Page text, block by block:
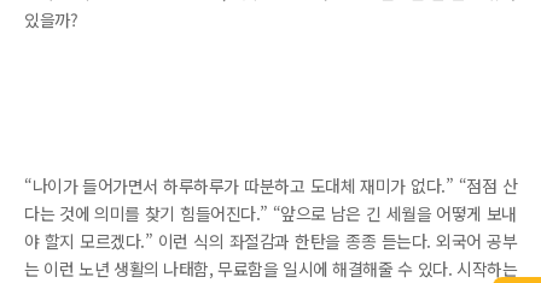
있을까?
“나이가 들어가면서 하루하루가 따분하고 도대체 재미가 없다.” “점점 산
다는 것에 의미를 찾기 힘들어진다.” “앞으로 남은 긴 세월을 어떻게 보내
야 할지 모르겠다.” 이런 식의 좌절감과 한탄을 종종 듣는다. 외국어 공부
는 이런 노년 생활의 나태함, 무료함을 일시에 해결해줄 수 있다. 시작하는